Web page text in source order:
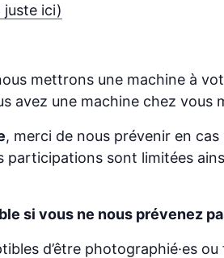
ici)
mettrons une machine à
avez une machine chez vous
, merci de nous prévenir en
participations sont limitées
si vous ne nous prévenez
d’être photographié·es